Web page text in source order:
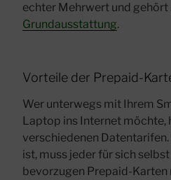
echter Mehrwert und
Grundausstattung.
Vorteile der Prepaid-
Wer unterwegs mit Ihrem
Laptop ins Internet möchte,
verschiedenen
ist, muss jeder für sich
bevorzugen Prepaid-Karten